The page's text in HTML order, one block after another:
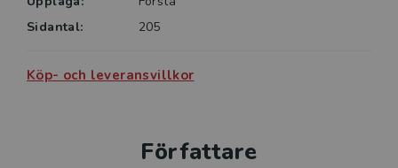
Sidantal:
205
Köp- och leveransvillkor
Författare